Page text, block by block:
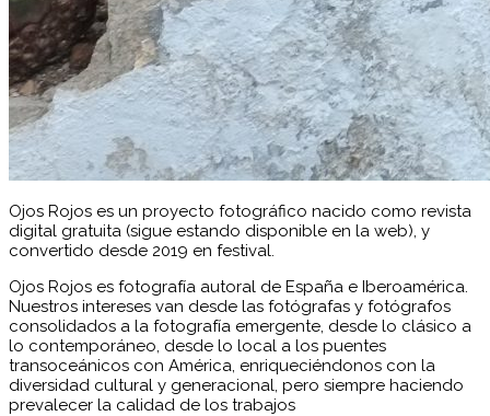
Ojos Rojos es un proyecto fotográfico nacido como revista
digital gratuita (sigue estando disponible en la web), y
convertido desde 2019 en festival.
Ojos Rojos es fotografía autoral de España e Iberoamérica.
Nuestros intereses van desde las fotógrafas y fotógrafos
consolidados a la fotografía emergente, desde lo clásico a
lo contemporáneo, desde lo local a los puentes
transoceánicos con América, enriqueciéndonos con la
diversidad cultural y generacional, pero siempre haciendo
prevalecer la calidad de los trabajos